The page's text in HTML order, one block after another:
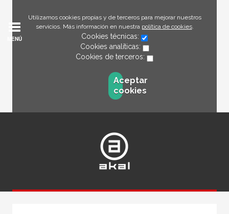
Utilizamos cookies propias y de terceros para mejorar nuestros
servicios. Más información en nuestra política de cookies.
Cookies técnicas:
Cookies analíticas:
Cookies de terceros:
Aceptar
cookies
MENÚ